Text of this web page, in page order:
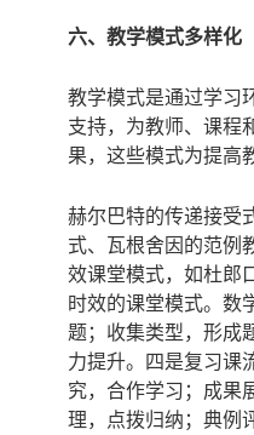
六、教学模式多样化
教学模式是通过学习
支持，为教师、课程
果，这些模式为提高
赫尔巴特的传递接受
式、瓦根舍因的范例
效课堂模式，如杜郎
时效的课堂模式。数
题；收集类型，形成
力提升。四是复习课
究，合作学习；成果
理，点拨归纳；典例